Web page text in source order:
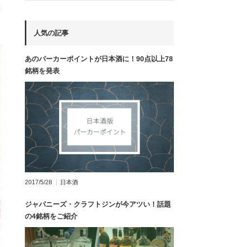
人気の記事
あのパーカーポイントが日本酒に！90点以上78
銘柄を発表
2017/5/28 日本酒
ジャパニーズ・クラフトジンが今アツい！話題
の4銘柄をご紹介